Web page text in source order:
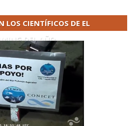
LOS CIENTÍFICOS DE EL
DEL AÑO